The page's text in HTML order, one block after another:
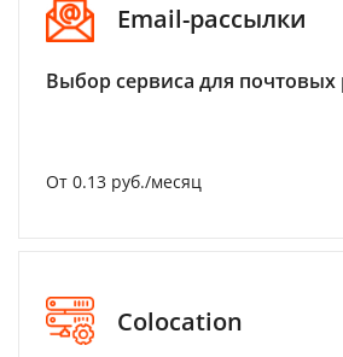
Email-рассылки
Выбор сервиса для почтовых
От 0.13 руб./месяц
Colocation